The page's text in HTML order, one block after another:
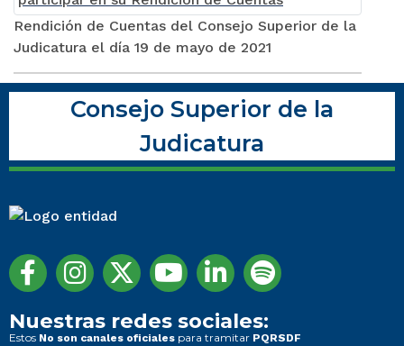
Rendición de Cuentas del Consejo Superior de la
Judicatura el día 19 de mayo de 2021
Consejo Superior de la
Judicatura
Nuestras redes sociales:
Estos No son canales oficiales para tramitar PQRSDF